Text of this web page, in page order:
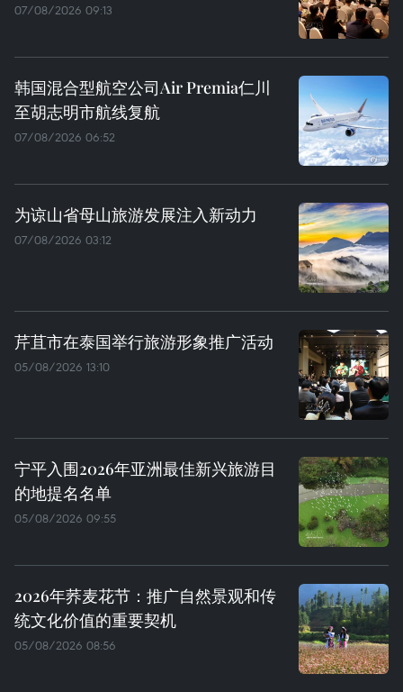
07/08/2026 09:13
韩国混合型航空公司Air Premia仁川
至胡志明市航线复航
07/08/2026 06:52
为谅山省母山旅游发展注入新动力
07/08/2026 03:12
芹苴市在泰国举行旅游形象推广活动
05/08/2026 13:10
宁平入围2026年亚洲最佳新兴旅游目
的地提名名单
05/08/2026 09:55
2026年荞麦花节：推广自然景观和传
统文化价值的重要契机
05/08/2026 08:56